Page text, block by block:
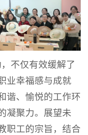
不仅有效缓解了
业幸福感与成就
谐、愉悦的工作环
凝聚力。展望未
职工的宗旨，结合